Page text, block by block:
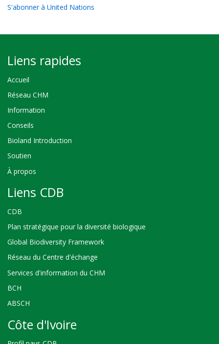
S'abonner à United Nations
Liens rapides
Accueil
Réseau CHM
Information
Conseils
Bioland Introduction
Soutien
À propos
Liens CDB
CDB
Plan stratégique pour la diversité biologique
Global Biodiversity Framework
Réseau du Centre d'échange
Services d'information du CHM
BCH
ABSCH
Côte d'Ivoire